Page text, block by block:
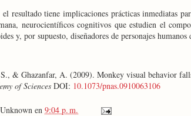
resultado tiene implicaciones prácticas inmediatas
neurocientíficos cognitivos que estudien el
y, por supuesto, diseñadores de personajes
& Ghazanfar, A. (2009). Monkey visual behavior
of Sciences DOI: 10.1073/pnas.0910063106
Unknown en 9:04 p. m.